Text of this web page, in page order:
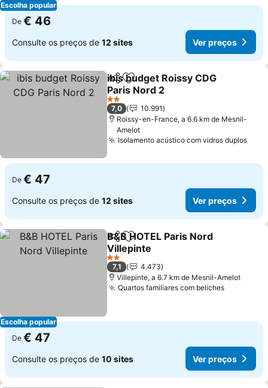
Escolha popular
De € 46
Consulte os preços de 12 sites Ver preços
PartilharAdicionar aos favoritos
ibis budget Roissy CDG
Paris Nord 2
Ver preços
2 Estrelas
7,0
10.991
Roissy-en-France, a 6.6 km de Mesnil-
Amelot
Isolamento acústico com vidros duplosVer
De € 47
Consulte os preços de 12 sites Ver preços
Escolha popular
PartilharAdicionar aos favoritos
B&B HOTEL Paris Nord
Villepinte
Ver preços
2 Estrelas
7,1
4.473
Villepinte, a 6.7 km de Mesnil-Amelot
Quartos familiares com belichesVer
De € 47
Consulte os preços de 10 sites Ver preços